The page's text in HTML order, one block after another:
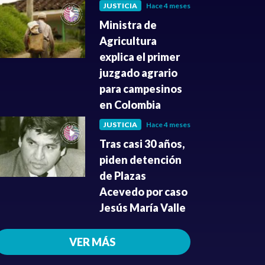
JUSTICIA Hace 4 meses
Ministra de
Agricultura
explica el primer
juzgado agrario
para campesinos
en Colombia
JUSTICIA Hace 4 meses
Tras casi 30 años,
piden detención
de Plazas
Acevedo por caso
Jesús María Valle
VER MÁS